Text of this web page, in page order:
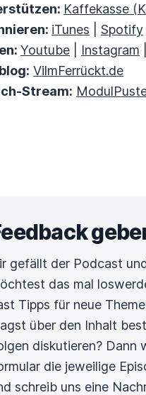
Kaffekasse
iTunes Spotify
Youtube Instagram
VilmFerrückt.de
Stream:
gefällt der Podcast
das mal
Tipps für neue
über den Inhalt
diskutieren? Dann
die jeweilige
schreib uns eine